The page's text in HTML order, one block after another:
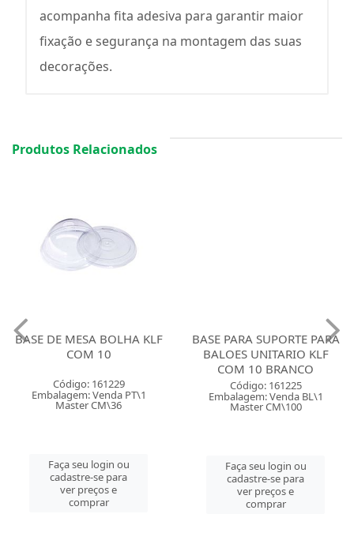
acompanha fita adesiva para garantir maior
fixação e segurança na montagem das suas
decorações.
Produtos Relacionados
BASE DE MESA BOLHA KLF
COM 10
Código: 161229
Embalagem: Venda PT\1
Master CM\36
Faça seu login ou
cadastre-se para
ver preços e
comprar
BASE PARA SUPORTE PARA
BALOES UNITARIO KLF
COM 10 BRANCO
Código: 161225
Embalagem: Venda BL\1
Master CM\100
Faça seu login ou
cadastre-se para
ver preços e
comprar